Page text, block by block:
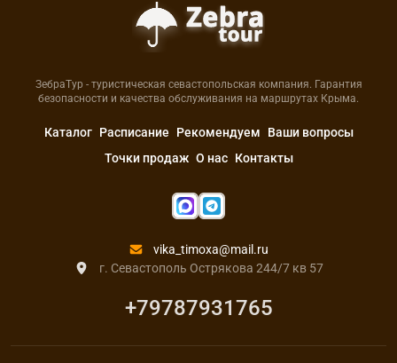
ЗебраТур - туристическая севастопольская компания. Гарантия
безопасности и качества обслуживания на маршрутах Крыма.
Каталог Расписание Рекомендуем
Ваши вопросы
Точки продаж О нас Контакты
vika_timoxa@mail.ru
г. Севастополь Острякова 244/7 кв 57
+79787931765